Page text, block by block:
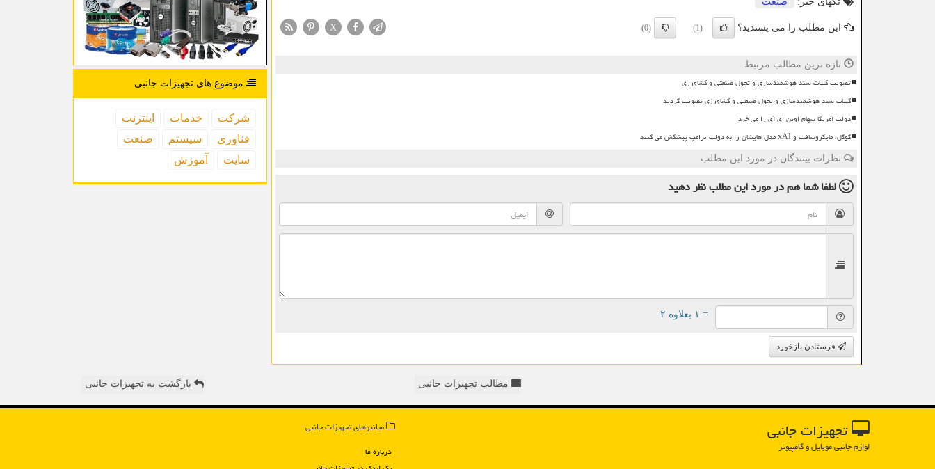
این مطلب را می پسندید؟ (1)
(0)
X
تازه ترین مطالب مرتبط
تصویب کلیات سند هوشمندسازی و تحول صنعتی و کشاورزی
کلیات سند هوشمندسازی و تحول صنعتی و کشاورزی تصویب گردید
دولت آمریکا سهام اوپن ای آی را می خرد
گوگل، مایکروسافت و xAI مدل هایشان را به دولت ترامپ پیشکش می کنند
نظرات بینندگان در مورد این مطلب
لطفا شما همدر مورد این مطلبنظر دهید
= ۱ بعلاوه ۲
فرستادن بازخورد
موضوع های تجهیزات جانبی
شركت خدمات
اینترنت
فناوری
سیستم
صنعت
سایت
آموزش
مطالب تجهیزات حانبی بازگشت به تجهیزات حانبی
تجهیزات جانبی
لوازم جانبی موبایل و کامپیوتر
میانبرهای تجهیزات جانبی
درباره ما